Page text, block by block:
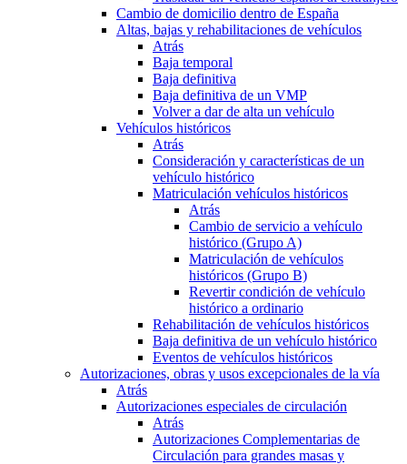
Cambio de domicilio dentro de España
Altas, bajas y rehabilitaciones de vehículos
Atrás
Baja temporal
Baja definitiva
Baja definitiva de un VMP
Volver a dar de alta un vehículo
Vehículos históricos
Atrás
Consideración y características de un
vehículo histórico
Matriculación vehículos históricos
Atrás
Cambio de servicio a vehículo
histórico (Grupo A)
Matriculación de vehículos
históricos (Grupo B)
Revertir condición de vehículo
histórico a ordinario
Rehabilitación de vehículos históricos
Baja definitiva de un vehículo histórico
Eventos de vehículos históricos
Autorizaciones, obras y usos excepcionales de la vía
Atrás
Autorizaciones especiales de circulación
Atrás
Autorizaciones Complementarias de
Circulación para grandes masas y